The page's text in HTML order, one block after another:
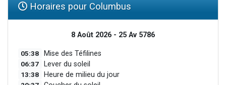
Horaires pour Columbus
8 Août 2026 - 25 Av 5786
05:38 Mise des Téfilines
06:37 Lever du soleil
13:38 Heure de milieu du jour